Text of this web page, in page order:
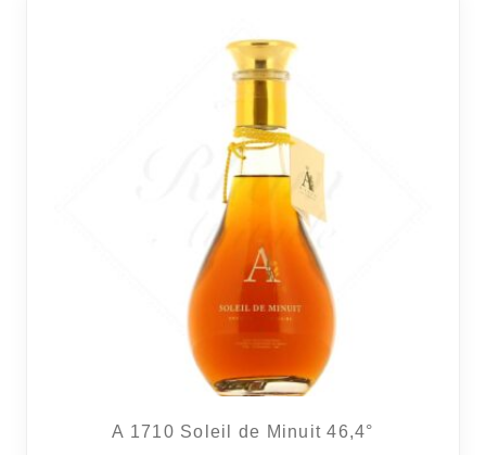
A 1710 Soleil de Minuit 46,4°